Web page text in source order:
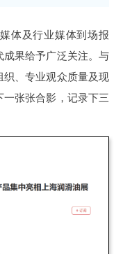
体及行业媒体到场报
果给予广泛关注。与
、专业观众质量及现
张张合影，记录下三